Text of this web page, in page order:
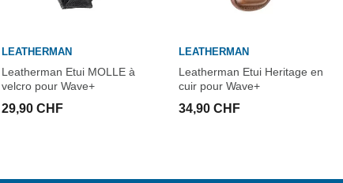
LEATHERMAN
Leatherman Etui MOLLE à
velcro pour Wave+
29,90 CHF
LEATHERMAN
Leatherman Etui Heritage en
cuir pour Wave+
34,90 CHF